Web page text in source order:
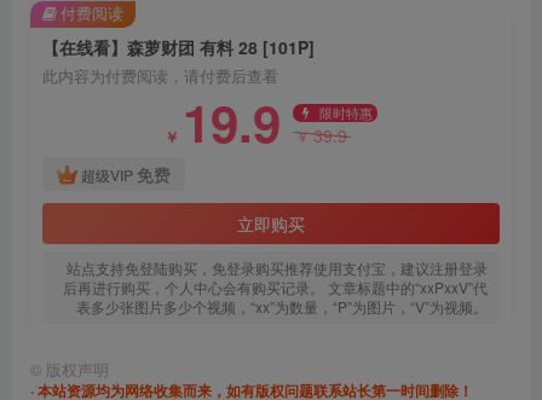
【在线看】森萝财团 有料 28 [101P]
此内容为付费阅读，请付费后查看
￥ 19.9 限时特惠
￥39.9
超级VIP 免费
立即购买
站点支持免登陆购买，免登录购买推荐使用支付宝，建议注册登录
后再进行购买，个人中心会有购买记录。 文章标题中的“xxPxxV”代
表多少张图片多少个视频，“xx”为数量，“P”为图片，“V”为视频。
付费阅读
© 版权声明
· 本站资源均为网络收集而来，如有版权问题联系站长第一时间删除！